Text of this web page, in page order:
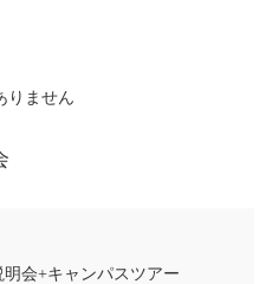
りません
会+キャンパスツアー